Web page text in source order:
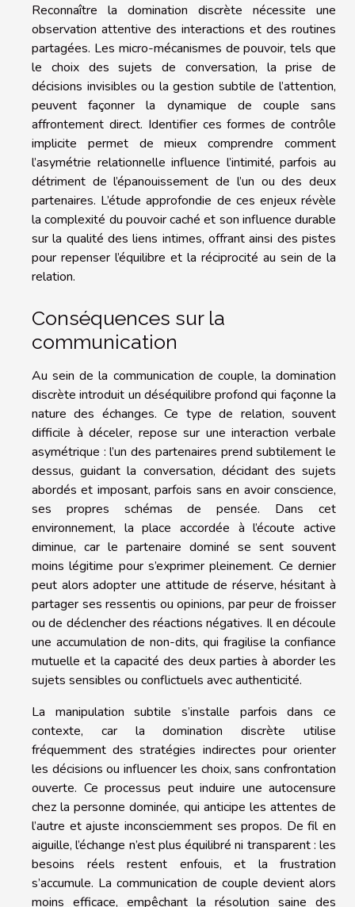
Reconnaître la domination discrète nécessite une
observation attentive des interactions et des routines
partagées. Les micro-mécanismes de pouvoir, tels que
le choix des sujets de conversation, la prise de
décisions invisibles ou la gestion subtile de l’attention,
peuvent façonner la dynamique de couple sans
affrontement direct. Identifier ces formes de contrôle
implicite permet de mieux comprendre comment
l’asymétrie relationnelle influence l’intimité, parfois au
détriment de l’épanouissement de l’un ou des deux
partenaires. L’étude approfondie de ces enjeux révèle
la complexité du pouvoir caché et son influence durable
sur la qualité des liens intimes, offrant ainsi des pistes
pour repenser l’équilibre et la réciprocité au sein de la
relation.
Conséquences sur la
communication
Au sein de la communication de couple, la domination
discrète introduit un déséquilibre profond qui façonne la
nature des échanges. Ce type de relation, souvent
difficile à déceler, repose sur une interaction verbale
asymétrique : l’un des partenaires prend subtilement le
dessus, guidant la conversation, décidant des sujets
abordés et imposant, parfois sans en avoir conscience,
ses propres schémas de pensée. Dans cet
environnement, la place accordée à l’écoute active
diminue, car le partenaire dominé se sent souvent
moins légitime pour s’exprimer pleinement. Ce dernier
peut alors adopter une attitude de réserve, hésitant à
partager ses ressentis ou opinions, par peur de froisser
ou de déclencher des réactions négatives. Il en découle
une accumulation de non-dits, qui fragilise la confiance
mutuelle et la capacité des deux parties à aborder les
sujets sensibles ou conflictuels avec authenticité.
La manipulation subtile s’installe parfois dans ce
contexte, car la domination discrète utilise
fréquemment des stratégies indirectes pour orienter
les décisions ou influencer les choix, sans confrontation
ouverte. Ce processus peut induire une autocensure
chez la personne dominée, qui anticipe les attentes de
l’autre et ajuste inconsciemment ses propos. De fil en
aiguille, l’échange n’est plus équilibré ni transparent : les
besoins réels restent enfouis, et la frustration
s’accumule. La communication de couple devient alors
moins efficace, empêchant la résolution saine des